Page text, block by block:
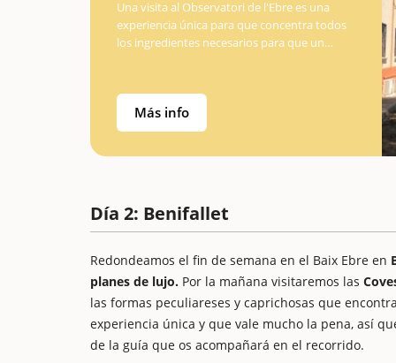
Una visita al Observatori de l'Ebre es una
experiencia única para que concentra todos
los ingredientes necesarios para que un
de un…
Más info
Día 2: Benifallet
Redondeamos el fin de semana en el Baix Ebre en
planes de lujo. Por la mañana visitaremos las
las formas peculiareses y caprichosas que
experiencia única y que vale mucho la pena, así
de la guía que os acompañará en el recorrido.